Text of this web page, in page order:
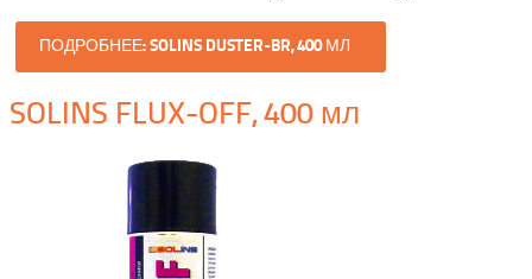
ПОДРОБНЕЕ: SOLINS DUSTER-BR, 400 МЛ
SOLINS FLUX-OFF, 400 мл